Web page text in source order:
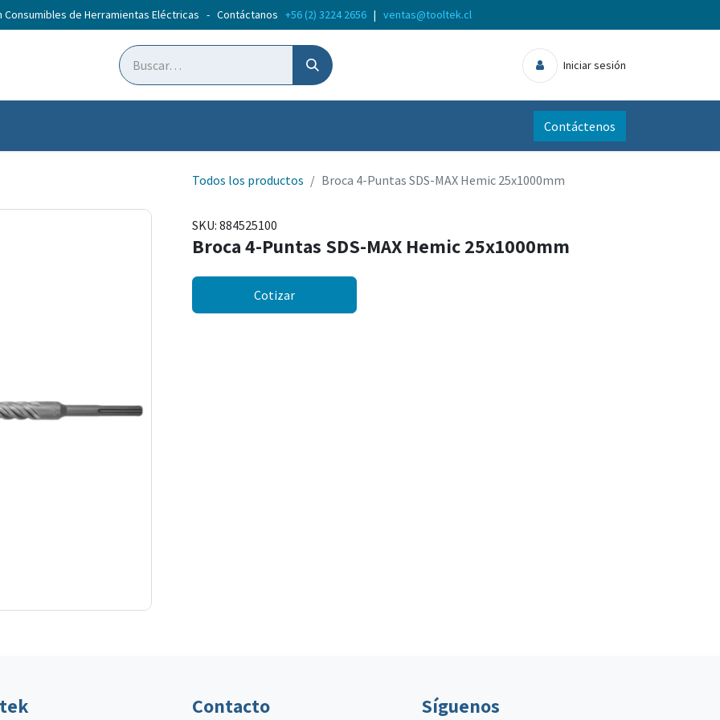
Consumibles de Herramientas Eléctricas - Contáctanos +56 (2) 3224 2656 | ventas@tooltek.cl
Iniciar sesión
Contáctenos
Todos los productos Broca 4-Puntas SDS-MAX Hemic 25x1000mm
SKU: 884525100
Broca 4-Puntas SDS-MAX Hemic 25x1000mm
Cotizar
Contacto Síguenos